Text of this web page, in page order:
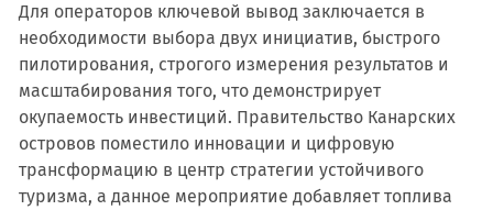
Для операторов ключевой вывод заключается в
необходимости выбора двух инициатив, быстрого
пилотирования, строгого измерения результатов и
масштабирования того, что демонстрирует
окупаемость инвестиций. Правительство Канарских
островов поместило инновации и цифровую
трансформацию в центр стратегии устойчивого
туризма, а данное мероприятие добавляет топлива